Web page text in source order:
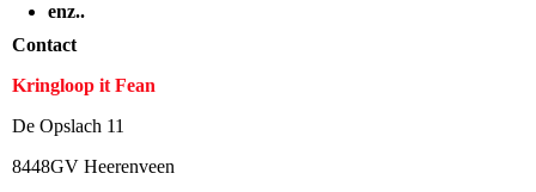
enz..
Contact
Kringloop it Fean
De Opslach 11
8448GV Heerenveen